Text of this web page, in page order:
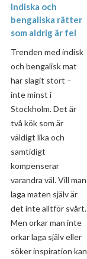
Indiska och
bengaliska rätter
som aldrig är fel
Trenden med indisk
och bengalisk mat
har slagit stort –
inte minst i
Stockholm. Det är
två kök som är
väldigt lika och
samtidigt
kompenserar
varandra väl. Vill man
laga maten själv är
det inte alltför svårt.
Men orkar man inte
orkar laga själv eller
söker inspiration kan